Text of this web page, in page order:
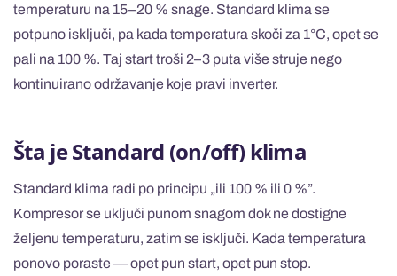
temperaturu na 15–20 % snage. Standard klima se
potpuno isključi, pa kada temperatura skoči za 1°C, opet se
pali na 100 %. Taj start troši 2–3 puta više struje nego
kontinuirano održavanje koje pravi inverter.
Šta je Standard (on/off) klima
Standard klima radi po principu „ili 100 % ili 0 %”.
Kompresor se uključi punom snagom dok ne dostigne
željenu temperaturu, zatim se isključi. Kada temperatura
ponovo poraste — opet pun start, opet pun stop.